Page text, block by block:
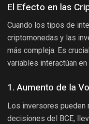
El Efecto en las
Cuando los tipos de
criptomonedas y las
más compleja. Es
variables interactúan
1. Aumento de la
Los inversores pueden
decisiones del BCE,